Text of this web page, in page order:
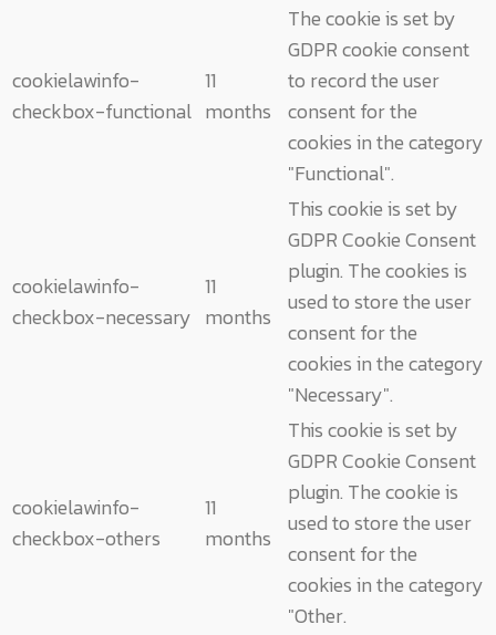
cookielawinfo-
checkbox-functional
11
months
The cookie is set by
GDPR cookie consent
to record the user
consent for the
cookies in the category
"Functional".
cookielawinfo-
checkbox-necessary
11
months
This cookie is set by
GDPR Cookie Consent
plugin. The cookies is
used to store the user
consent for the
cookies in the category
"Necessary".
cookielawinfo-
checkbox-others
11
months
This cookie is set by
GDPR Cookie Consent
plugin. The cookie is
used to store the user
consent for the
cookies in the category
"Other.